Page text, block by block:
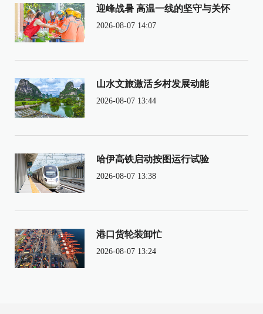
迎峰战暑 高温一线的坚守与关怀
2026-08-07 14:07
山水文旅激活乡村发展动能
2026-08-07 13:44
哈伊高铁启动按图运行试验
2026-08-07 13:38
港口货轮装卸忙
2026-08-07 13:24